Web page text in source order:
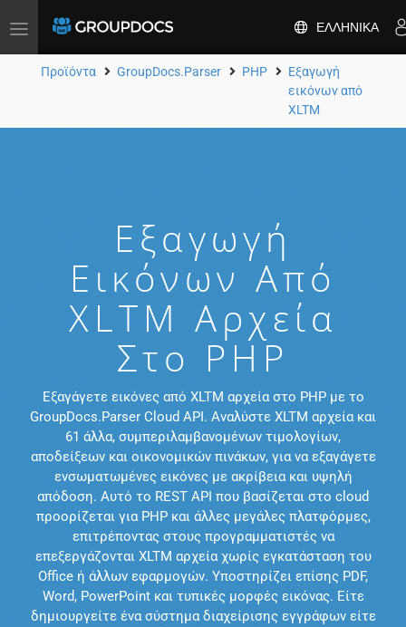
Toggle
ΕΛΛΗΝΙΚΆ
Προϊόντα GroupDocs.Parser PHP
Εξαγωγή
εικόνων από
XLTM
Εξαγωγή
Εικόνων Από
XLTM Αρχεία
Στο PHP
Εξαγάγετε εικόνες από XLTM αρχεία στο PHP με το
GroupDocs.Parser Cloud API. Αναλύστε XLTM αρχεία και
61 άλλα, συμπεριλαμβανομένων τιμολογίων,
αποδείξεων και οικονομικών πινάκων, για να εξαγάγετε
ενσωματωμένες εικόνες με ακρίβεια και υψηλή
απόδοση. Αυτό το REST API που βασίζεται στο cloud
προορίζεται για PHP και άλλες μεγάλες πλατφόρμες,
επιτρέποντας στους προγραμματιστές να
επεξεργάζονται XLTM αρχεία χωρίς εγκατάσταση του
Office ή άλλων εφαρμογών. Υποστηρίζει επίσης PDF,
Word, PowerPoint και τυπικές μορφές εικόνας. Είτε
δημιουργείτε ένα σύστημα διαχείρισης εγγράφων είτε